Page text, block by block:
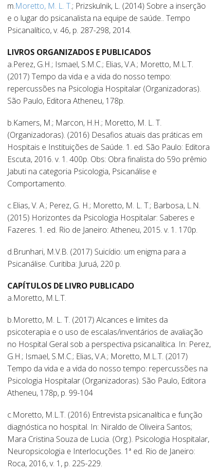
m.Moretto, M. L. T.; Prizskulnik, L. (2014) Sobre a inserção
e o lugar do psicanalista na equipe de saúde.. Tempo
Psicanalítico, v. 46, p. 287-298, 2014.
LIVROS ORGANIZADOS E PUBLICADOS
a.Perez, G.H.; Ismael, S.M.C.; Elias, V.A.; Moretto, M.L.T.
(2017) Tempo da vida e a vida do nosso tempo:
repercussões na Psicologia Hospitalar (Organizadoras).
São Paulo, Editora Atheneu, 178p.
b.Kamers, M.; Marcon, H.H.; Moretto, M. L. T.
(Organizadoras). (2016) Desafios atuais das práticas em
Hospitais e Instituições de Saúde. 1. ed. São Paulo: Editora
Escuta, 2016. v. 1. 400p. Obs: Obra finalista do 59o prêmio
Jabuti na categoria Psicologia, Psicanálise e
Comportamento.
c.Elias, V. A.; Perez, G. H.; Moretto, M. L. T.; Barbosa, L.N.
(2015) Horizontes da Psicologia Hospitalar: Saberes e
Fazeres. 1. ed. Rio de Janeiro: Atheneu, 2015. v. 1. 170p.
d.Brunhari, M.V.B. (2017) Suicídio: um enigma para a
Psicanálise. Curitiba: Juruá, 220 p.
CAPÍTULOS DE LIVRO PUBLICADO
a.Moretto, M.L.T.
b.Moretto, M. L. T. (2017) Alcances e limites da
psicoterapia e o uso de escalas/inventários de avaliação
no Hospital Geral sob a perspectiva psicanalítica. In: Perez,
G.H.; Ismael, S.M.C.; Elias, V.A.; Moretto, M.L.T. (2017)
Tempo da vida e a vida do nosso tempo: repercussões na
Psicologia Hospitalar (Organizadoras). São Paulo, Editora
Atheneu, 178p, p. 99-104
c.Moretto, M.L.T. (2016) Entrevista psicanalítica e função
diagnóstica no hospital. In: Niraldo de Oliveira Santos;
Mara Cristina Souza de Lucia. (Org.). Psicologia Hospitalar,
Neuropsicologia e Interlocuções. 1ª ed. Rio de Janeiro:
Roca, 2016, v. 1, p. 225-229.